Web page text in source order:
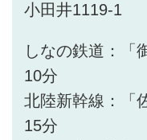
小田井1119-1
しなの鉄道：「
10分
北陸新幹線：「
15分